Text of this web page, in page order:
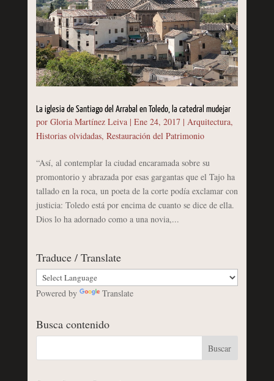
La iglesia de Santiago del Arrabal en Toledo, la catedral mudejar
por Gloria Martínez Leiva| Ene 24, 2017| Arquitectura,
Historias olvidadas, Restauración del Patrimonio
“Así, al contemplar la ciudad encaramada sobre su
promontorio y abrazada por esas gargantas que el Tajo ha
tallado en la roca, un poeta de la corte podía exclamar con
justicia: Toledo está por encima de cuanto se dice de ella.
Dios lo ha adornado como a una novia,...
Traduce / Translate
Powered by Translate
Busca contenido